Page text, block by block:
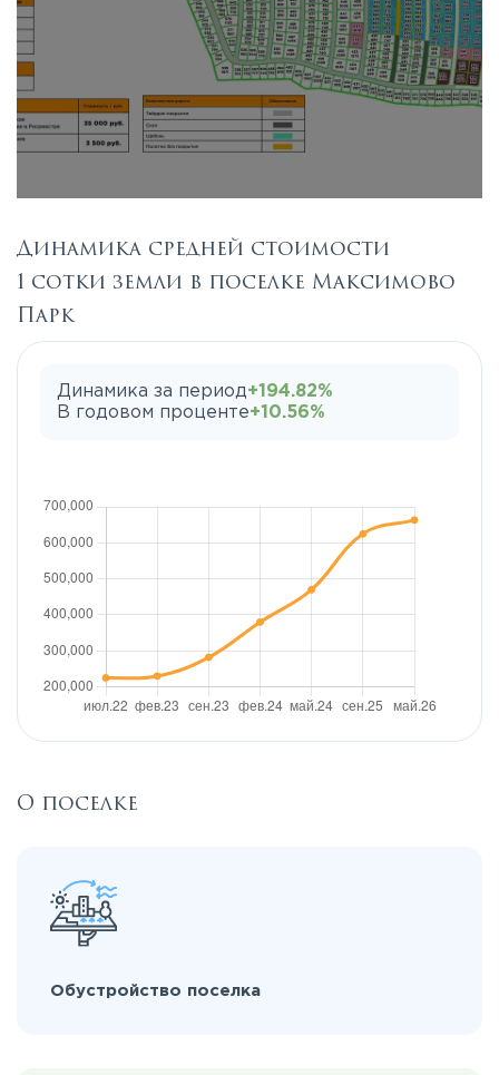
Динамика средней стоимости
1 сотки земли в поселке Максимово
Парк
Динамика за период+194.82%
В годовом проценте+10.56%
О поселке
Обустройство поселка